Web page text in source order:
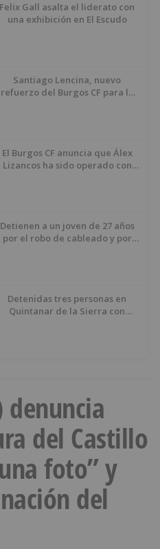
Felix Gall asalta el liderato con
una exhibición en El Escudo
Santiago Lencina, nuevo
refuerzo del Burgos CF para la
El Burgos CF anuncia que Álex
Lizancos ha sido operado con
Detienen a un joven de 27 años
por el robo de cableado y por
Detenidas tres personas en
Quintanar de la Sierra con
denuncia
del Castillo
foto” y
del